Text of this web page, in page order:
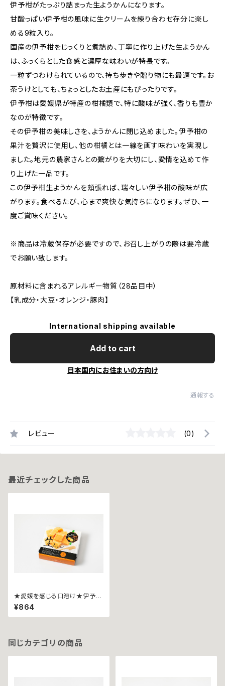
伊予柑がたっぷり詰まった生ようかんになります。
甘酸っぱい伊予柑の風味に生クリームを練り合わせ存分に楽し
める9粒入り。
国産の伊予柑をじっくりと煮詰め、丁寧に作り上げた生ようかん
は、ふっくらとした食感と濃厚な味わいが特長です。
一粒ずつわけられているので、持ち歩きや贈り物にも最適です。お
茶うけとしても、ちょっとしたお土産にもぴったりです。
伊予柑は愛媛県が特産の柑橘類で、特に酸味が強く、香りも豊か
なのが特徴です。
その伊予柑の美味しさを、ようかんに閉じ込めました。伊予柑の
果汁を贅沢に使用し、他の柑橘とは一線を画す味わいを実現し
ました。地元の農家さんとの繋がりを大切にし、愛情を込めて作
り上げた一品です。
この伊予柑生ようかんを頬張れば、瑞々しい伊予柑の酸味が広
がります。食べるたび、心まで爽快な気持ちになります。ぜひ、一
度ご賞味ください。
※商品は冷蔵保存が必要ですので、お召し上がりの際は要冷蔵
でお願い致します。
原材料に含まれるアレルギー物質（28品目中）
【乳成分・大豆・オレンジ・豚肉】
International shipping available
Add to cart
日本国内にお住まいの方向け
通報する
レビュー (0)
最近チェックした商品
★愛媛を感じる口溶け★伊予柑
生ようかん~９粒入~
¥864
同じカテゴリの商品